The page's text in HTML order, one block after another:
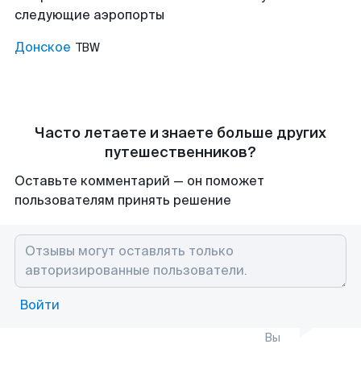
следующие аэропорты
Донское TBW
Часто летаете и знаете больше других
путешественников?
Оставьте комментарий — он поможет
пользователям принять решение
Войти
Вы